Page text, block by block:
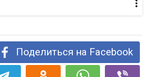
Поделиться на Facebook